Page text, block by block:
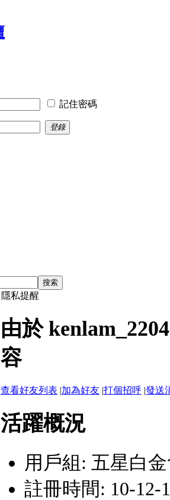
記住密碼
登錄
搜索
隱私提醒
由於
容
查看好友列表 |加為好友 |打個招呼 |發送
活躍概況
用戶組: 五星白
註冊時間: 10-12-